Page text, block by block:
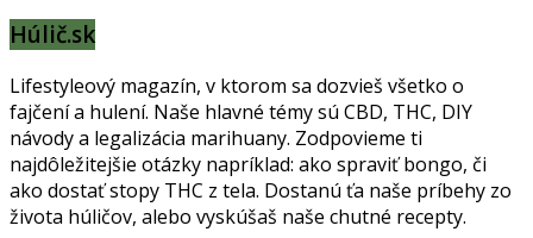
Húlič.sk
Lifestyleový magazín, v ktorom sa dozvieš všetko o
fajčení a hulení. Naše hlavné témy sú CBD, THC, DIY
návody a legalizácia marihuany. Zodpovieme ti
najdôležitejšie otázky napríklad: ako spraviť bongo, či
ako dostať stopy THC z tela. Dostanú ťa naše príbehy zo
života húličov, alebo vyskúšaš naše chutné recepty.